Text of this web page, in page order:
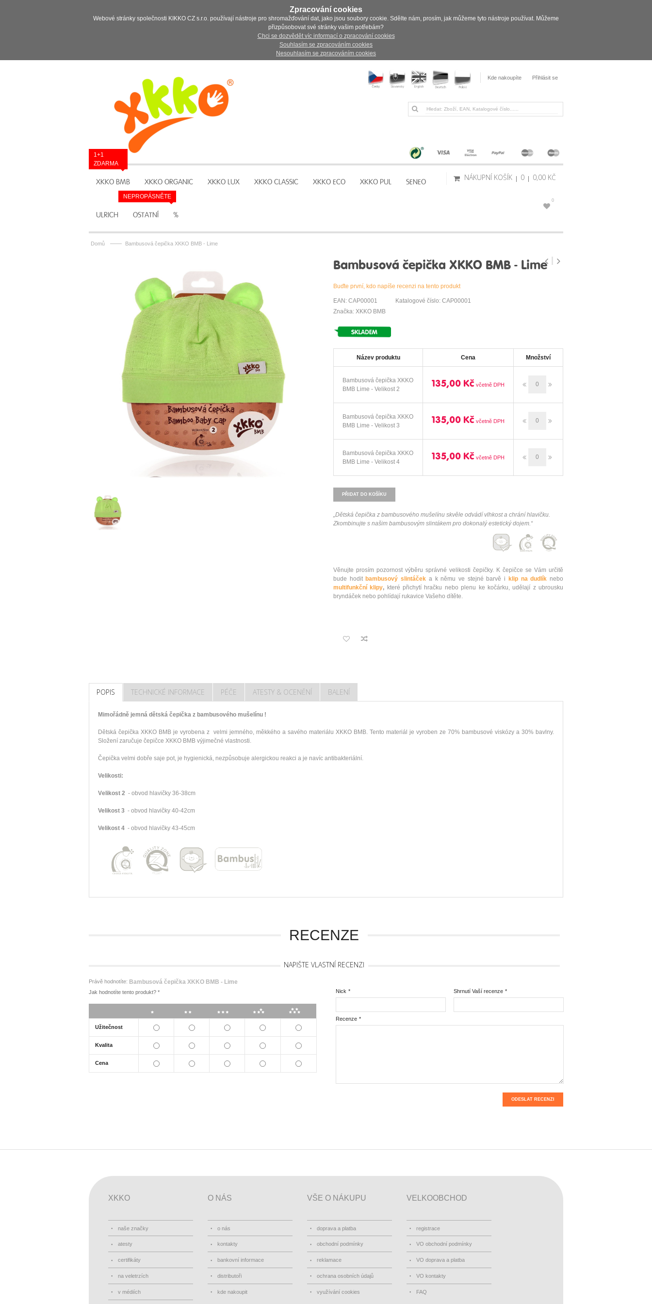
Zpracování cookies
Webové stránky společnosti KIKKO CZ s.r.o. používají nástroje pro shromažďování dat, jako jsou soubory cookie. Sdělte nám, prosím, jak můžeme tyto nástroje používat. Můžeme
přizpůsobovat své stránky vašim potřebám?
Chci se dozvědět víc informací o zpracování cookies
Souhlasím se zpracováním cookies
Nesouhlasím se zpracováním cookies
Kde nakoupíte Přihlásit se
XKKO BMB
1+1
ZDARMA
XKKO ORGANIC XKKO LUX XKKO CLASSIC XKKO ECO XKKO PUL SENEO
ULRICH OSTATNÍ %
NEPROPÁSNĚTE
NÁKUPNÍ KOŠÍK 0 0,00 KČ
0
Domů —— Bambusová čepička XKKO BMB - Lime
Bambusová čepička XKKO BMB - Lime
Buďte první, kdo napíše recenzi na tento produkt
EAN: CAP00001
Katalogové číslo: CAP00001
Značka: XKKO BMB
Název produktu Cena Množství
Bambusová čepička XKKO
BMB Lime - Velikost 2
135,00 Kč
Bambusová čepička XKKO
BMB Lime - Velikost 3
135,00 Kč
Bambusová čepička XKKO
BMB Lime - Velikost 4
135,00 Kč
PŘIDAT DO KOŠÍKU
„Dětská čepička z bambusového mušelínu skvěle odvádí vlhkost a chrání hlavičku.
Zkombinujte s našim bambusovým slintákem pro dokonalý estetický dojem.“
Věnujte prosím pozornost výběru správné velikosti čepičky. K čepičce se Vám určitě
bude hoditbambusový slintáček a k němu ve stejné barvě i klip na dudlík nebo
multifunkční klipy, které přichytí hračku nebo plenu ke kočárku, udělají z ubrousku
bryndáček nebo pohlídají rukavice Vašeho dítěte.
POPIS TECHNICKÉ INFORMACE PÉČE ATESTY & OCENĚNÍ BALENÍ
Mimořádně jemná dětská čepička z bambusového mušelínu !
Dětská čepička XKKO BMB je vyrobena z velmi jemného, měkkého a savého materiálu XKKO BMB. Tento materiál je vyroben ze 70% bambusové viskózy a 30% bavlny.
Složení zaručuje čepičce XKKO BMB výjimečné vlastnosti.
Čepička velmi dobře saje pot, je hygienická, nezpůsobuje alergickou reakci a je navíc antibakteriální.
Velikosti:
Velikost 2 - obvod hlavičky 36-38cm
Velikost 3 - obvod hlavičky 40-42cm
Velikost 4 - obvod hlavičky 43-45cm
RECENZE
NAPIŠTE VLASTNÍ RECENZI
Právě hodnotíte: Bambusová čepička XKKO BMB - Lime
Jak hodnotíte tento produkt? *
Užitečnost
Kvalita
Cena
*
Nick *
Shrnutí Vaší recenze
*
Recenze
ODESLAT RECENZI
XKKO
naše značky
atesty
certifikáty
na veletrzích
v médiích
O NÁS
o nás
kontakty
bankovní informace
distributoři
kde nakoupit
VŠE O NÁKUPU
doprava a platba
obchodní podmínky
reklamace
ochrana osobních údajů
využívání cookies
VELKOOBCHOD
registrace
VO obchodní podmínky
VO doprava a platba
VO kontakty
FAQ